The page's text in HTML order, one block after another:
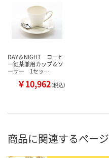
DAY＆NIGHT コーヒ
ー紅茶兼用カップ＆ソ
ーサー 1セッ…
￥10,962（税込）
商品に関連するページ